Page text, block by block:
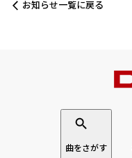
お知らせ一覧に戻る
曲をさがす